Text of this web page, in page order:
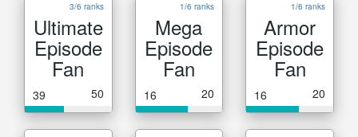
3/6 ranks
Ultimate
Episode
Fan
39 50
1/6 ranks
Mega
Episode
Fan
16 20
1/6 ranks
Armor
Episode
Fan
16 20